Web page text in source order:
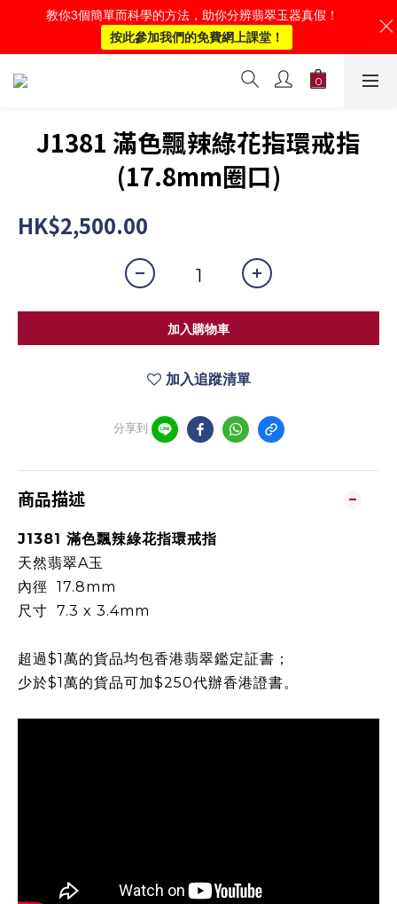
J1381 滿色飄辣綠花指環戒指
(17.8mm圈口)
HK$2,500.00
加入購物車
加入追蹤清單
分享到
商品描述
J1381 滿色飄辣綠花指環戒指
天然翡翠A玉
內徑 17.8mm
尺寸 7.3 x 3.4mm
超過$1萬的貨品均包香港翡翠鑑定証書；
少於$1萬的貨品可加$250代辦香港證書。
教你3個簡單而科學的方法，助你分辨翡翠玉器真假！
按此參加我們的免費網上課堂！